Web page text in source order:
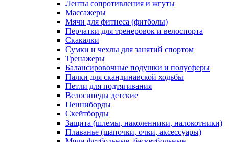
Ленты сопротивления и жгуты
Массажеры
Мячи для фитнеса (фитболы)
Перчатки для тренеровок и велоспорта
Скакалки
Сумки и чехлы для занятий спортом
Тренажеры
Балансировочные подушки и полусферы
Палки для скандинавской ходьбы
Петли для подтягивания
Велосипеды детские
Пенниборды
Скейтборды
Защита (шлемы, наколенники, налокотники)
Плаванье (шапочки, очки, аксессуары)